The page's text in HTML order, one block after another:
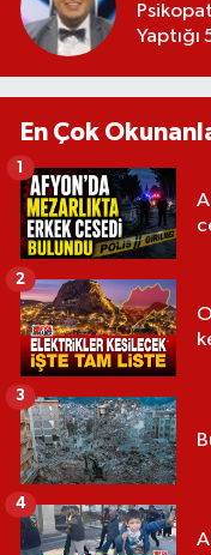
En Çok
1
2
3
4